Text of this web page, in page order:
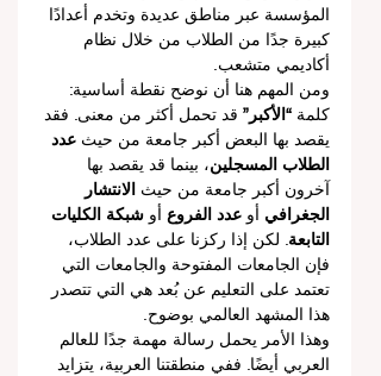
المؤسسة عبر مناطق عديدة وتخدم أعدادًا
كبيرة جدًا من الطلاب من خلال نظام
أكاديمي متشعب.
ومن المهم هنا أن نوضح نقطة أساسية:
كلمة “الأكبر” قد تحمل أكثر من معنى. فقد
يقصد بها البعض أكبر جامعة من حيث عدد
الطلاب المسجلين، بينما قد يقصد بها
آخرون أكبر جامعة من حيث الانتشار
الجغرافي أو عدد الفروع أو شبكة الكليات
التابعة . لكن إذا ركزنا على عدد الطلاب،
فإن الجامعات المفتوحة والجامعات التي
تعتمد على التعليم عن بُعد هي التي تتصدر
هذا المشهد العالمي بوضوح.
وهذا الأمر يحمل رسالة مهمة جدًا للعالم
العربي أيضًا. ففي منطقتنا العربية، يتزايد